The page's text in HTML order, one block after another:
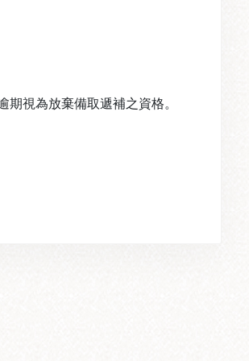
期視為放棄備取遞補之資格。